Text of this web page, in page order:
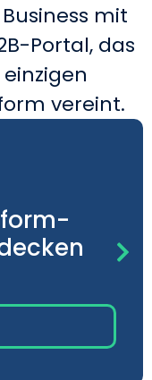
mit
Portal, das
vereint.